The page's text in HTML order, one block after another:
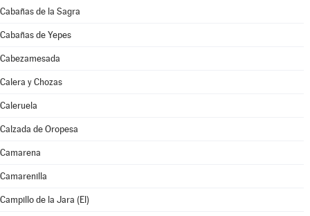
Cabañas de la Sagra
Cabañas de Yepes
Cabezamesada
Calera y Chozas
Caleruela
Calzada de Oropesa
Camarena
Camarenilla
Campillo de la Jara (El)